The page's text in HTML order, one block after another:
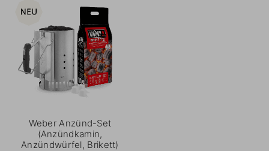
Weber Anzünd-Set
(Anzündkamin,
Anzündwürfel, Brikett)